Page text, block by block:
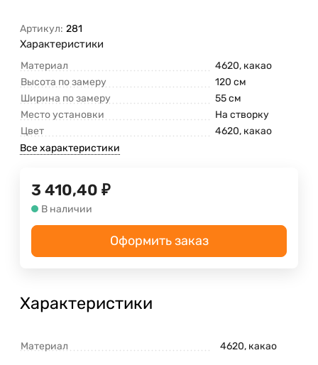
Артикул: 281
Характеристики
Материал
4620, какао
Высота по замеру
120 см
Ширина по замеру
55 см
Место установки
На створку
Цвет
4620, какао
Все характеристики
3 410,40 ₽
В наличии
Оформить заказ
Характеристики
Материал 4620, какао